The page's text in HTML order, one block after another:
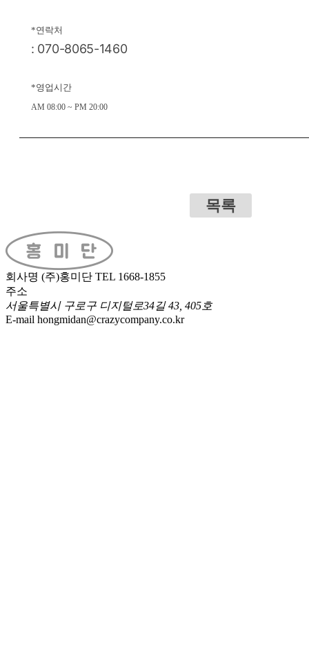
*연락처
: 070-8065-1460
*영업시간
AM 08:00 ~ PM 20:00
목록
회사명 (주)홍미단 TEL 1668-1855
주소
서울특별시 구로구 디지털로34길 43, 405호
E-mail hongmidan@crazycompany.co.kr